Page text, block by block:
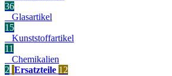
36
Glasartikel
15
Kunststoffartikel
11
Chemikalien
2 Ersatzteile 12